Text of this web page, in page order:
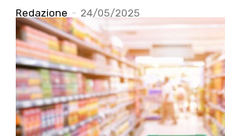
Redazione - 24/05/2025